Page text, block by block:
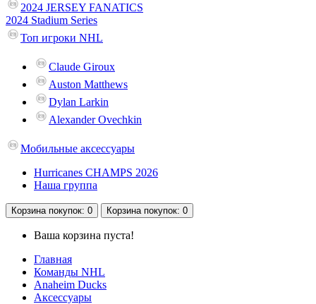
2024 JERSEY FANATICS
2024 Stadium Series
Топ игроки NHL
Claude Giroux
Auston Matthews
Dylan Larkin
Alexander Ovechkin
Мобильные аксессуары
Hurricanes CHAMPS 2026
Наша группа
Корзина покупок: 0 Корзина покупок: 0
Ваша корзина пуста!
Главная
Команды NHL
Anaheim Ducks
Аксессуары